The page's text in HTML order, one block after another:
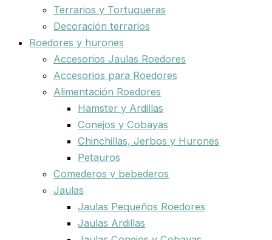
Terrarios y Tortugueras
Decoración terrarios
Roedores y hurones
Accesorios Jaulas Roedores
Accesorios para Roedores
Alimentación Roedores
Hamster y Ardillas
Conejos y Cobayas
Chinchillas, Jerbos y Hurones
Petauros
Comederos y bebederos
Jaulas
Jaulas Pequeños Roedores
Jaulas Ardillas